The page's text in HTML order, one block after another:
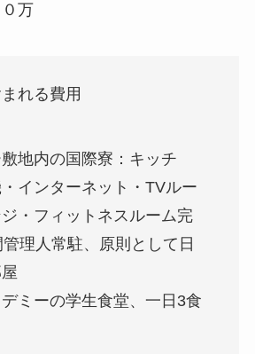
万
れる費用
地内の国際寮：キッチ
インターネット・TVルー
・フィットネスルーム完
理人常駐、原則として日
ミーの学生食堂、一日3食